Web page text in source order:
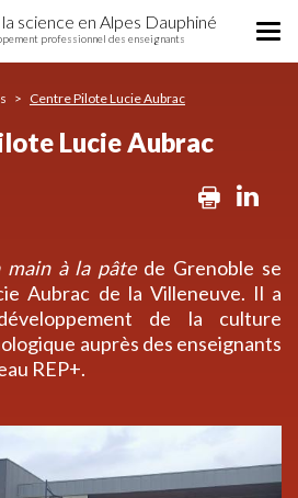
science en Alpes Dauphiné
professionnel des enseignants
Centre Pilote Lucie Aubrac
Lucie Aubrac
Print
main à la pâtede Grenoble se
Aubrac de la Villeneuve. Il a
de la culture
auprès des enseignants
REP+.